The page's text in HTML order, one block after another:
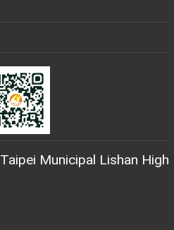
Taipei Municipal Lishan High